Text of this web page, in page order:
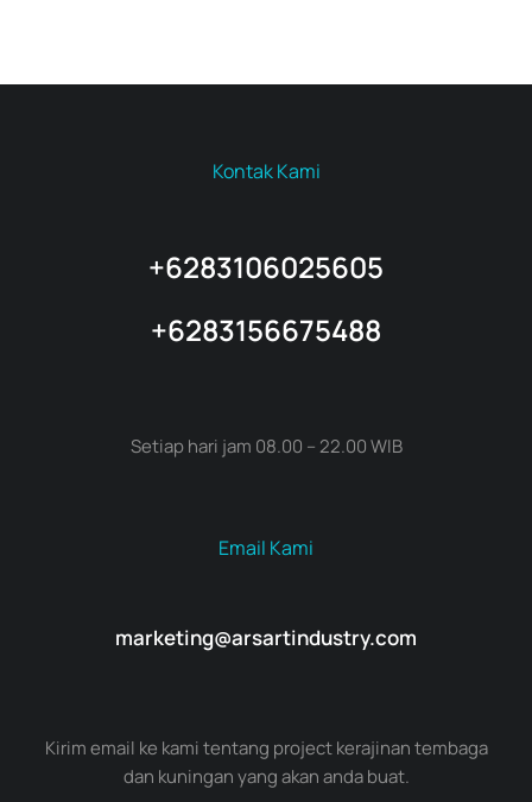
Kontak Kami
+6283106025605
+6283156675488
Setiap hari jam 08.00 – 22.00 WIB
Email Kami
marketing@arsartindustry.com
Kirim email ke kami tentang project kerajinan tembaga
dan kuningan yang akan anda buat.